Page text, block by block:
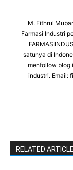
M. Fithrul
Farmasi Industri
satunya di
menfollow blog
industri. Email:
RELATED